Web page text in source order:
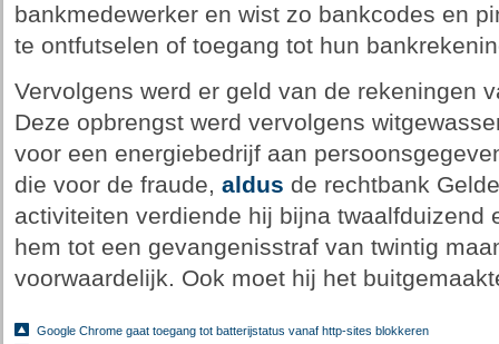
bankmedewerker en wist zo bankcodes en
te ontfutselen of toegang tot hun
Vervolgens werd er geld van de rekeningen
Deze opbrengst werd vervolgens
voor een energiebedrijf aan
die voor de fraude, aldus de rechtbank
activiteiten verdiende hij bijna twaalfduizend
hem tot een gevangenisstraf van twintig
voorwaardelijk. Ook moet hij het
Google Chrome gaat toegang tot batterijstatus vanaf http-sites blokkeren